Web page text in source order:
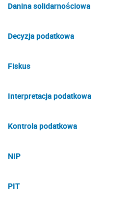
Danina solidarnościowa
Decyzja podatkowa
Fiskus
Interpretacja podatkowa
Kontrola podatkowa
NIP
PIT